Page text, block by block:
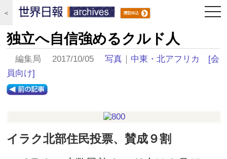
＜
独立へ自信強めるクルド人
編集局 2017/10/05写真 ｜ 中東・北アフリカ
[会
員向け]
イラク北部住民投票、賛成９割